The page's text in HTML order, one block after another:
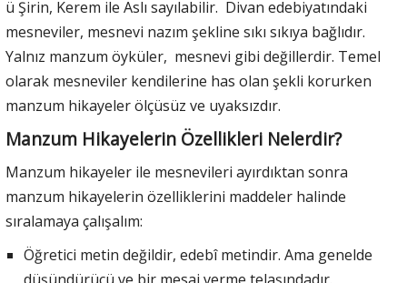
ü Şirin, Kerem ile Aslı sayılabilir. Divan edebiyatındaki
mesneviler, mesnevi nazım şekline sıkı sıkıya bağlıdır.
Yalnız manzum öyküler, mesnevi gibi değillerdir. Temel
olarak mesneviler kendilerine has olan şekli korurken
manzum hikayeler ölçüsüz ve uyaksızdır.
Manzum Hikayelerin Özellikleri Nelerdir?
Manzum hikayeler ile mesnevileri ayırdıktan sonra
manzum hikayelerin özelliklerini maddeler halinde
sıralamaya çalışalım:
Öğretici metin değildir, edebî metindir. Ama genelde